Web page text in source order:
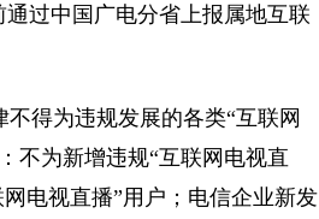
过中国广电分省上报属地互联
得为违规发展的各类“互联网
不为新增违规“互联网电视直
电视直播”用户；电信企业新发